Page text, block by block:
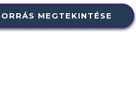
MEGTEKINTÉSE